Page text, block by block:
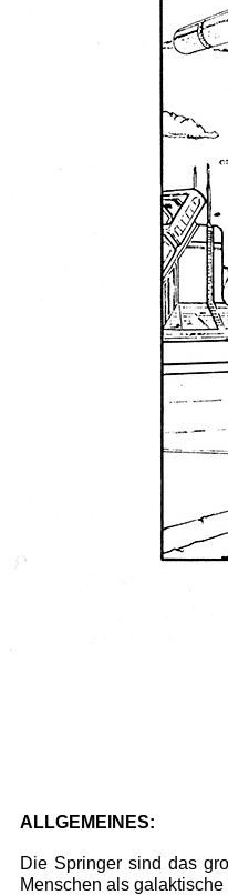
ALLGEMEINES:
Die Springer sind das
Menschen als